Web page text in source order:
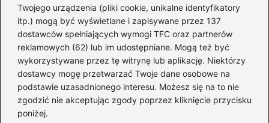
Twojego urządzenia (pliki cookie, unikalne identyfikatory
itp.) mogą być wyświetlane i zapisywane przez 137
dostawców spełniających wymogi TFC oraz partnerów
reklamowych (62) lub im udostępniane. Mogą też być
wykorzystywane przez tę witrynę lub aplikację. Niektórzy
dostawcy mogę przetwarzać Twoje dane osobowe na
podstawie uzasadnionego interesu. Możesz się na to nie
zgodzić nie akceptując zgody poprzez kliknięcie przycisku
poniżej.
Bartosz Tomczyk
Bartosz, czyli autor bloga HistoriaPieniadza.pl, od lat
zgłębia świat finansów, bankowości, inwestycji oraz rynków
kapitałowych. Interesuje się zarówno historią pieniądza i